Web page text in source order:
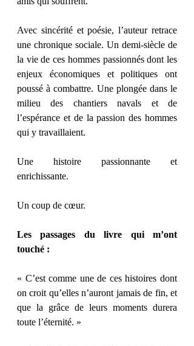
Avec sincérité et poésie, l’auteur retrace
une chronique sociale. Un demi-siècle de
la vie de ces hommes passionnés dont les
enjeux économiques et politiques ont
poussé à combattre. Une plongée dans le
milieu des chantiers navals et de
l’espérance et de la passion des hommes
qui y travaillaient.
Une histoire passionnante et
enrichissante.
Un coup de cœur.
Les passages du livre qui m’ont
touché :
« C’est comme une de ces histoires dont
on croit qu’elles n’auront jamais de fin, et
que la grâce de leurs moments durera
toute l’éternité. »